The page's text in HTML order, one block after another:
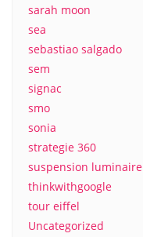
sarah moon
sea
sebastiao salgado
sem
signac
smo
sonia
strategie 360
suspension luminaire
thinkwithgoogle
tour eiffel
Uncategorized